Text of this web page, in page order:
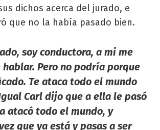
dichos acerca del jurado, e
que no la había pasado bien.
soy conductora, a mi me
hablar. Pero no podría porque
Te ataca todo el mundo
Carl dijo que a ella le pasó
atacó todo el mundo, y
que ya está y pasas a ser